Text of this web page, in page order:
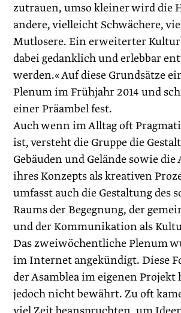
zutrauen, umso kleiner wird die
andere, vielleicht Schwächere,
Mutlosere. Ein erweiterter
dabei gedanklich und erlebbar
werden.« Auf diese Grundsätze
Plenum im Frühjahr 2014 und
einer Präambel fest.
Auch wenn im Alltag oft
ist, versteht die Gruppe die
Gebäuden und Gelände sowie
ihres Konzepts als kreativen
umfasst auch die Gestaltung des
Raums der Begegnung, der
und der Kommunikation als
Das zweiwöchentliche Plenum
im Internet angekündigt. Diese
der Asamblea im eigenen Projekt
jedoch nicht bewährt. Zu oft